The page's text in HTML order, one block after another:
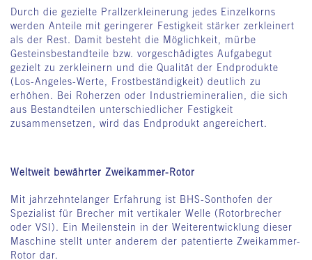
Durch die gezielte Prallzerkleinerung jedes Einzelkorns
werden Anteile mit geringerer Festigkeit stärker zerkleinert
als der Rest. Damit besteht die Möglichkeit, mürbe
Gesteinsbestandteile bzw. vorgeschädigtes Aufgabegut
gezielt zu zerkleinern und die Qualität der Endprodukte
(Los-Angeles-Werte, Frostbeständigkeit) deutlich zu
erhöhen. Bei Roherzen oder Industriemineralien, die sich
aus Bestandteilen unterschiedlicher Festigkeit
zusammensetzen, wird das Endprodukt angereichert.
Weltweit bewährter Zweikammer-Rotor
Mit jahrzehntelanger Erfahrung ist BHS-Sonthofen der
Spezialist für Brecher mit vertikaler Welle (Rotorbrecher
oder VSI). Ein Meilenstein in der Weiterentwicklung dieser
Maschine stellt unter anderem der patentierte Zweikammer-
Rotor dar.